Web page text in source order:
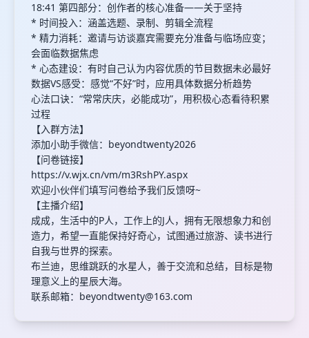
18:41 第四部分：创作者的核心准备——关于坚持
* 时间投入：涵盖选题、录制、剪辑全流程
* 精力消耗：邀请与访谈嘉宾需要充分准备与临场应变；
会面临数据焦虑
* 心态建设：有时自己认为内容优质的节目数据未必最好
数据VS感受：感觉“不好”时，应用具体数据分析趋势
心法口诀：“常常庆庆，必能成功”，用积极心态看待积累
过程
【入群方法】
添加小助手微信：beyondtwenty2026
【问卷链接】
https://v.wjx.cn/vm/m3RshPY.aspx
欢迎小伙伴们填写问卷给予我们反馈呀~
【主播介绍】
成成，生活中的P人，工作上的J人，拥有无限想象力和创
造力，希望一直能保持好奇心，试图通过旅游、读书进行
自我与世界的探索。
布兰迪，思维跳跃的水星人，善于交流和总结，目标是物
理意义上的星辰大海。
联系邮箱： beyondtwenty@163.com